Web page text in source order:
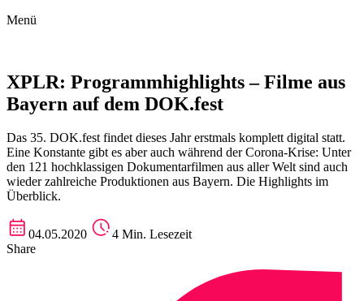
Menü
XPLR: Programmhighlights – Filme aus
Bayern auf dem DOK.fest
Das 35. DOK.fest findet dieses Jahr erstmals komplett digital statt.
Eine Konstante gibt es aber auch während der Corona-Krise: Unter
den 121 hochklassigen Dokumentarfilmen aus aller Welt sind auch
wieder zahlreiche Produktionen aus Bayern. Die Highlights im
Überblick.
04.05.2020
4 Min. Lesezeit
Share